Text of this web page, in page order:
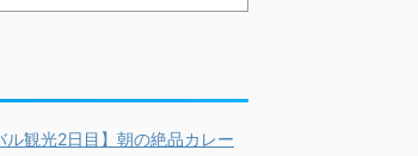
ル観光2日目】朝の絶品カレー